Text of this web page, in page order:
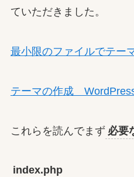
ていただきました。
最小限のファイルでテー
テーマの作成
これらを読んでまず 必要
index.php